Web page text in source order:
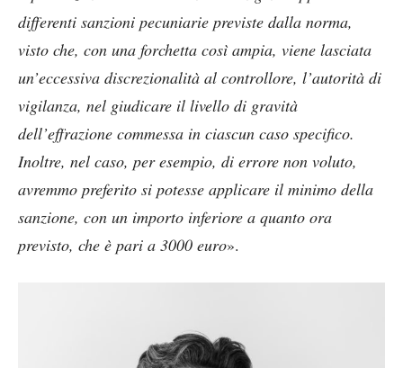
differenti sanzioni pecuniarie previste dalla norma,
visto che, con una forchetta così ampia, viene lasciata
un’eccessiva discrezionalità al controllore, l’autorità di
vigilanza, nel giudicare il livello di gravità
dell’effrazione commessa in ciascun caso specifico.
Inoltre, nel caso, per esempio, di errore non voluto,
avremmo preferito si potesse applicare il minimo della
sanzione, con un importo inferiore a quanto ora
previsto, che è pari a 3000 euro».